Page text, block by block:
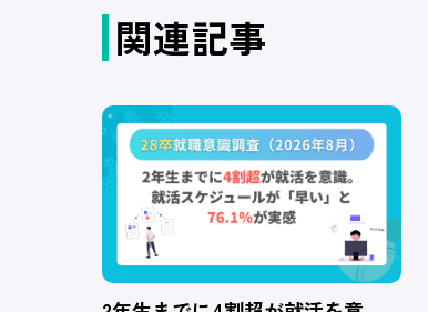
関連記事